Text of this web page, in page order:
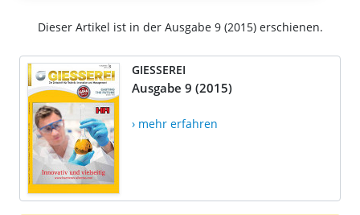
Dieser Artikel ist in der Ausgabe 9 (2015) erschienen.
GIESSEREI
Ausgabe 9 (2015)
› mehr erfahren